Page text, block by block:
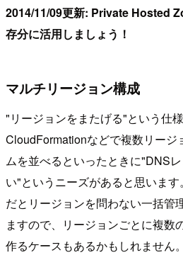
2014/11/09更新: Private Hosted
存分に活用しましょう！
マルチリージョン構成
"リージョンをまたげる"という仕様
CloudFormationなどで複数リージ
ムを並べるといったときに"DNS
い"というニーズがあると思いま
だとリージョンを問わない一括管
ますので、リージョンごとに複数
作るケースもあるかもしれません。